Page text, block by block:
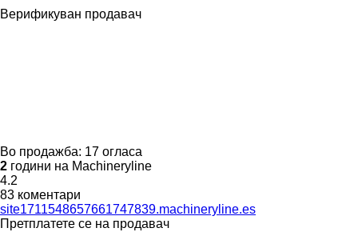
Верификуван продавач
Во продажба: 17 огласа
2 години на Machineryline
4.2
83 коментари
site1711548657661747839.machineryline.es
Претплатете се на продавач